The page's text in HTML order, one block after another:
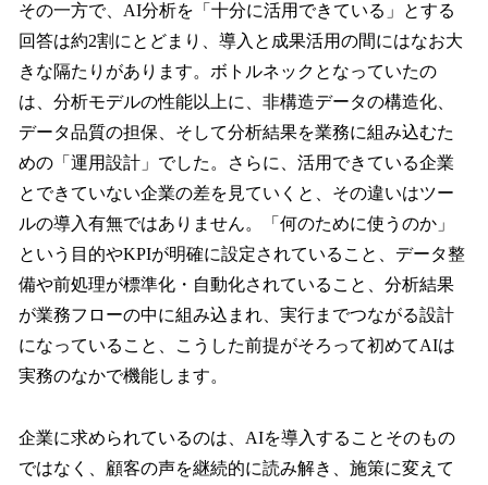
その一方で、AI分析を「十分に活用できている」とする
回答は約2割にとどまり、導入と成果活用の間にはなお大
きな隔たりがあります。ボトルネックとなっていたの
は、分析モデルの性能以上に、非構造データの構造化、
データ品質の担保、そして分析結果を業務に組み込むた
めの「運用設計」でした。さらに、活用できている企業
とできていない企業の差を見ていくと、その違いはツー
ルの導入有無ではありません。「何のために使うのか」
という目的やKPIが明確に設定されていること、データ整
備や前処理が標準化・自動化されていること、分析結果
が業務フローの中に組み込まれ、実行までつながる設計
になっていること、こうした前提がそろって初めてAIは
実務のなかで機能します。
企業に求められているのは、AIを導入することそのもの
ではなく、顧客の声を継続的に読み解き、施策に変えて